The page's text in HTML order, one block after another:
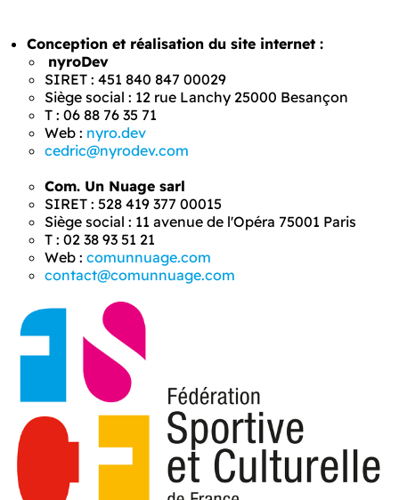
Conception et réalisation du site internet :
nyroDev
SIRET : 451 840 847 00029
Siège social : 12 rue Lanchy 25000 Besançon
T : 06 88 76 35 71
Web : nyro.dev
cedric@nyrodev.com
Com. Un Nuage sarl
SIRET : 528 419 377 00015
Siège social : 11 avenue de l'Opéra 75001 Paris
T : 02 38 93 51 21
Web : comunnuage.com
contact@comunnuage.com